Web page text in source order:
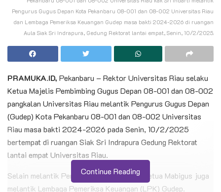
Pengurus Gugus Depan Kota Pekanbaru 08-001 dan 08-002 Universitas Riau
dan Lembaga Pemeriksa Keuangan Gudep masa bakti 2024-2026 di ruangan
Aula Siak Sri Indrapura, Gedung Rektorat lantai empat, Senin, 10/2/2025.
PRAMUKA.ID, Pekanbaru – Rektor Universitas Riau selaku
Ketua Majelis Pembimbing Gugus Depan 08-001 dan 08-002
pangkalan Universitas Riau melantik Pengurus Gugus Depan
(Gudep) Kota Pekanbaru 08-001 dan 08-002 Universitas
Riau masa bakti 2024-2026 pada Senin, 10/2/2025
bertempat di ruangan Siak Sri Indrapura Gedung Rektorat
lantai empat Universitas Riau.
Selain melantik Pengurus Gugus Depan, Ketua Mabigus juga
melantik Lembaga Pemeriksa Keuangan (LPK) Gudep.
Continue Reading